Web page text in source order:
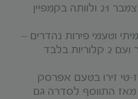
סדרת פיוז-טי זירו הושקה בדצמבר 21 ולוותה בקמפיין
וטעמי פירות נהדרים –
אבל הפעם בגרסה ללא סוכר ועם 2 קלוריות בלבד
טי זירו בטעם אפרסק
מאז התווסף לסדרה גם